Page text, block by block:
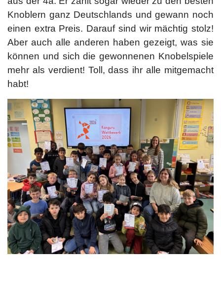
Knoblern ganz Deutschlands und gewann noch
einen extra Preis. Darauf sind wir mächtig stolz!
Aber auch alle anderen haben gezeigt, was sie
können und sich die gewonnenen Knobelspiele
mehr als verdient! Toll, dass ihr alle mitgemacht
habt!